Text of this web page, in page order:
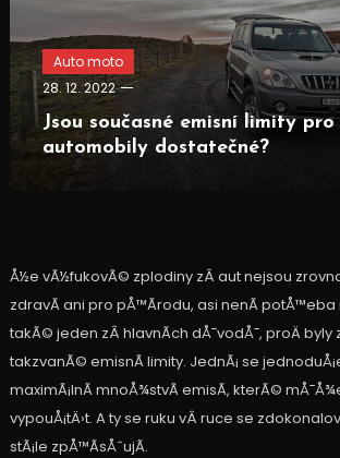
Auto moto
28. 12. 2022
Jsou současné emisní limity pro
automobily dostatečné?
Å½e vÃ½fukovÃ© zplodiny zÂ aut nejsou
zdravÃ­ ani pro pÅ™Ã­rodu, asi nenÃ­ potÅ™eba
takÃ© jeden zÂ hlavnÃ­ch dÅ¯vodÅ¯, proÄ byly
takzvanÃ© emisnÃ­ limity. JednÃ¡ se
maximÃ¡lnÃ­ mnoÅ¾stvÃ­ emisÃ­, kterÃ©
vypouÅ¡tÄ›t. A ty se ruku vÂ ruce se
stÃ¡le zpÅ™Ã­sÅˆujÃ­.